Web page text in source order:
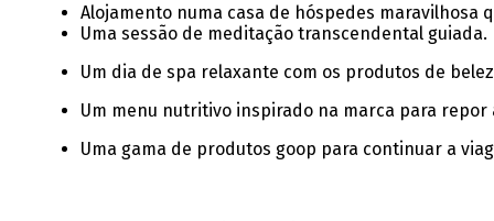
Alojamento numa casa de hóspedes maravilhosa
Uma sessão de meditação transcendental guiada.
Um dia de spa relaxante com os produtos de
Um menu nutritivo inspirado na marca para repor
Uma gama de produtos goop para continuar a